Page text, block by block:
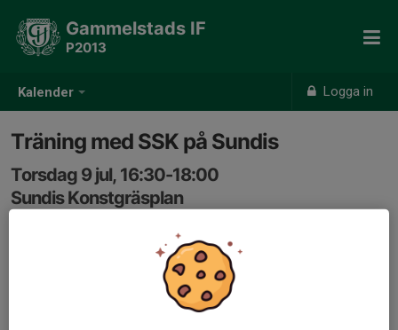
Kalender Logga in
Gammelstads IF
P2013
Träning med SSK på Sundis
Torsdag 9 jul, 16:30-18:00
Sundis Konstgräsplan